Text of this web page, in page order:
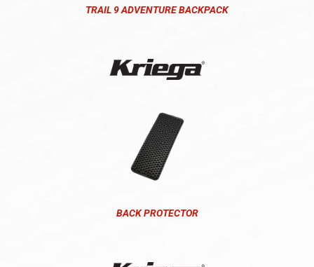
TRAIL 9 ADVENTURE BACKPACK
BACK PROTECTOR